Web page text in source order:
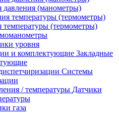
(манометры)
(термометры)
уровня
Закладные
Системы
Датчики
газа